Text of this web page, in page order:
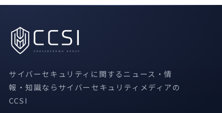
サイバーセキュリティに関するニュース・情
報・知識ならサイバーセキュリティメディアの
CCSI